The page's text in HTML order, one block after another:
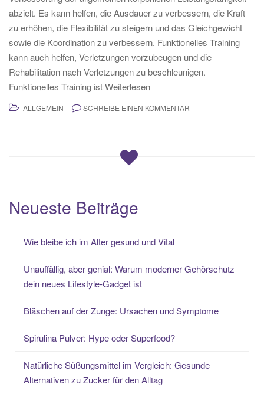
abzielt. Es kann helfen, die Ausdauer zu verbessern, die Kraft
zu erhöhen, die Flexibilität zu steigern und das Gleichgewicht
sowie die Koordination zu verbessern. Funktionelles Training
kann auch helfen, Verletzungen vorzubeugen und die
Rehabilitation nach Verletzungen zu beschleunigen.
Funktionelles Training ist Weiterlesen
ALLGEMEIN SCHREIBE EINEN KOMMENTAR
Neueste Beiträge
Wie bleibe ich im Alter gesund und Vital
Unauffällig, aber genial: Warum moderner Gehörschutz
dein neues Lifestyle-Gadget ist
Bläschen auf der Zunge: Ursachen und Symptome
Spirulina Pulver: Hype oder Superfood?
Natürliche Süßungsmittel im Vergleich: Gesunde
Alternativen zu Zucker für den Alltag